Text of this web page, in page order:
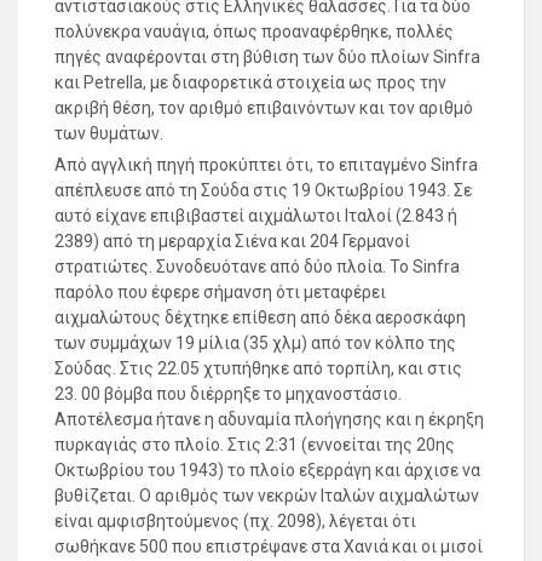
αντιστασιακούς στις Ελληνικές θάλασσες. Για τα δύο
πολύνεκρα ναυάγια, όπως προαναφέρθηκε, πολλές
πηγές αναφέρονται στη βύθιση των δύο πλοίων Sinfra
και Petrella, με διαφορετικά στοιχεία ως προς την
ακριβή θέση, τον αριθμό επιβαινόντων και τον αριθμό
των θυμάτων.
Από αγγλική πηγή προκύπτει ότι, το επιταγμένο Sinfra
απέπλευσε από τη Σούδα στις 19 Οκτωβρίου 1943. Σε
αυτό είχανε επιβιβαστεί αιχμάλωτοι Ιταλοί (2.843 ή
2389) από τη μεραρχία Σιένα και 204 Γερμανοί
στρατιώτες. Συνοδευότανε από δύο πλοία. Το Sinfra
παρόλο που έφερε σήμανση ότι μεταφέρει
αιχμαλώτους δέχτηκε επίθεση από δέκα αεροσκάφη
των συμμάχων 19 μίλια (35 χλμ) από τον κόλπο της
Σούδας. Στις 22.05 χτυπήθηκε από τορπίλη, και στις
23. 00 βόμβα που διέρρηξε το μηχανοστάσιο.
Αποτέλεσμα ήτανε η αδυναμία πλοήγησης και η έκρηξη
πυρκαγιάς στο πλοίο. Στις 2:31 (εννοείται της 20ης
Οκτωβρίου του 1943) το πλοίο εξερράγη και άρχισε να
βυθίζεται. Ο αριθμός των νεκρών Ιταλών αιχμαλώτων
είναι αμφισβητούμενος (πχ. 2098), λέγεται ότι
σωθήκανε 500 που επιστρέψανε στα Χανιά και οι μισοί